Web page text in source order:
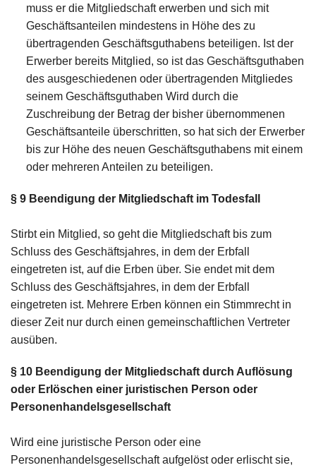
muss er die Mitgliedschaft erwerben und sich mit
Geschäftsanteilen mindestens in Höhe des zu
übertragenden Geschäftsguthabens beteiligen. Ist der
Erwerber bereits Mitglied, so ist das Geschäftsguthaben
des ausgeschiedenen oder übertragenden Mitgliedes
seinem Geschäftsguthaben Wird durch die
Zuschreibung der Betrag der bisher übernommenen
Geschäftsanteile überschritten, so hat sich der Erwerber
bis zur Höhe des neuen Geschäftsguthabens mit einem
oder mehreren Anteilen zu beteiligen.
§ 9 Beendigung der Mitgliedschaft im Todesfall
Stirbt ein Mitglied, so geht die Mitgliedschaft bis zum
Schluss des Geschäftsjahres, in dem der Erbfall
eingetreten ist, auf die Erben über. Sie endet mit dem
Schluss des Geschäftsjahres, in dem der Erbfall
eingetreten ist. Mehrere Erben können ein Stimmrecht in
dieser Zeit nur durch einen gemeinschaftlichen Vertreter
ausüben.
§ 10 Beendigung der Mitgliedschaft durch Auflösung
oder Erlöschen einer juristischen Person oder
Personenhandelsgesellschaft
Wird eine juristische Person oder eine
Personenhandelsgesellschaft aufgelöst oder erlischt sie,